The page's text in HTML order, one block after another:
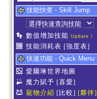
技能快查 - Skill Jump
數值增加技能 Update !
技能消耗表 [強度表]
快速功能 - Quick Menu
愛爾琳世界地圖
魔力賦予 [喜愛]
寵物介紹 [比較] [夥伴]